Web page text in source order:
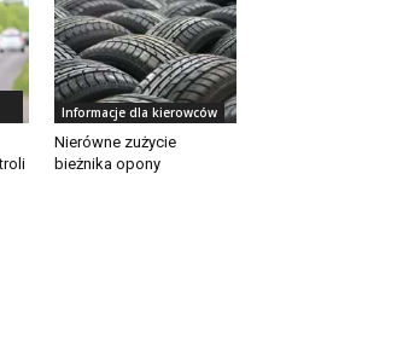
Informacje dla kierowców
Nierówne zużycie
bieżnika opony